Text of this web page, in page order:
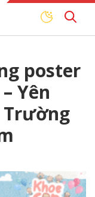
poster
Yên
Trường